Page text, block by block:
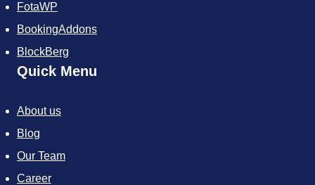
FotaWP
BookingAddons
BlockBerg
Quick Menu
About us
Blog
Our Team
Career